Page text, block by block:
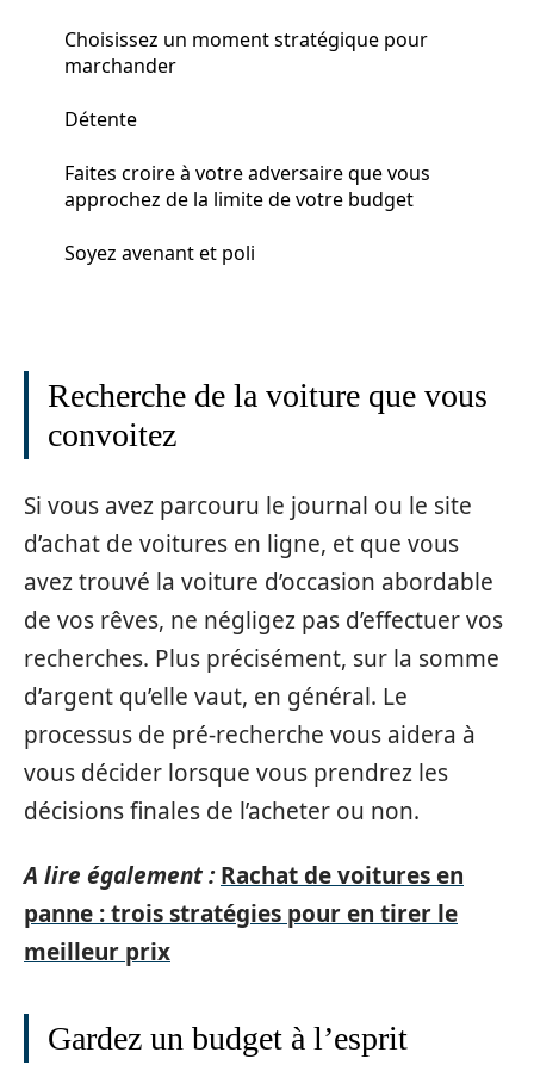
Choisissez un moment stratégique pour
marchander
Détente
Faites croire à votre adversaire que vous
approchez de la limite de votre budget
Soyez avenant et poli
Recherche de la voiture que vous
convoitez
Si vous avez parcouru le journal ou le site
d’achat de voitures en ligne, et que vous
avez trouvé la voiture d’occasion abordable
de vos rêves, ne négligez pas d’effectuer vos
recherches. Plus précisément, sur la somme
d’argent qu’elle vaut, en général. Le
processus de pré-recherche vous aidera à
vous décider lorsque vous prendrez les
décisions finales de l’acheter ou non.
A lire également : Rachat de voitures en
panne : trois stratégies pour en tirer le
meilleur prix
Gardez un budget à l’esprit